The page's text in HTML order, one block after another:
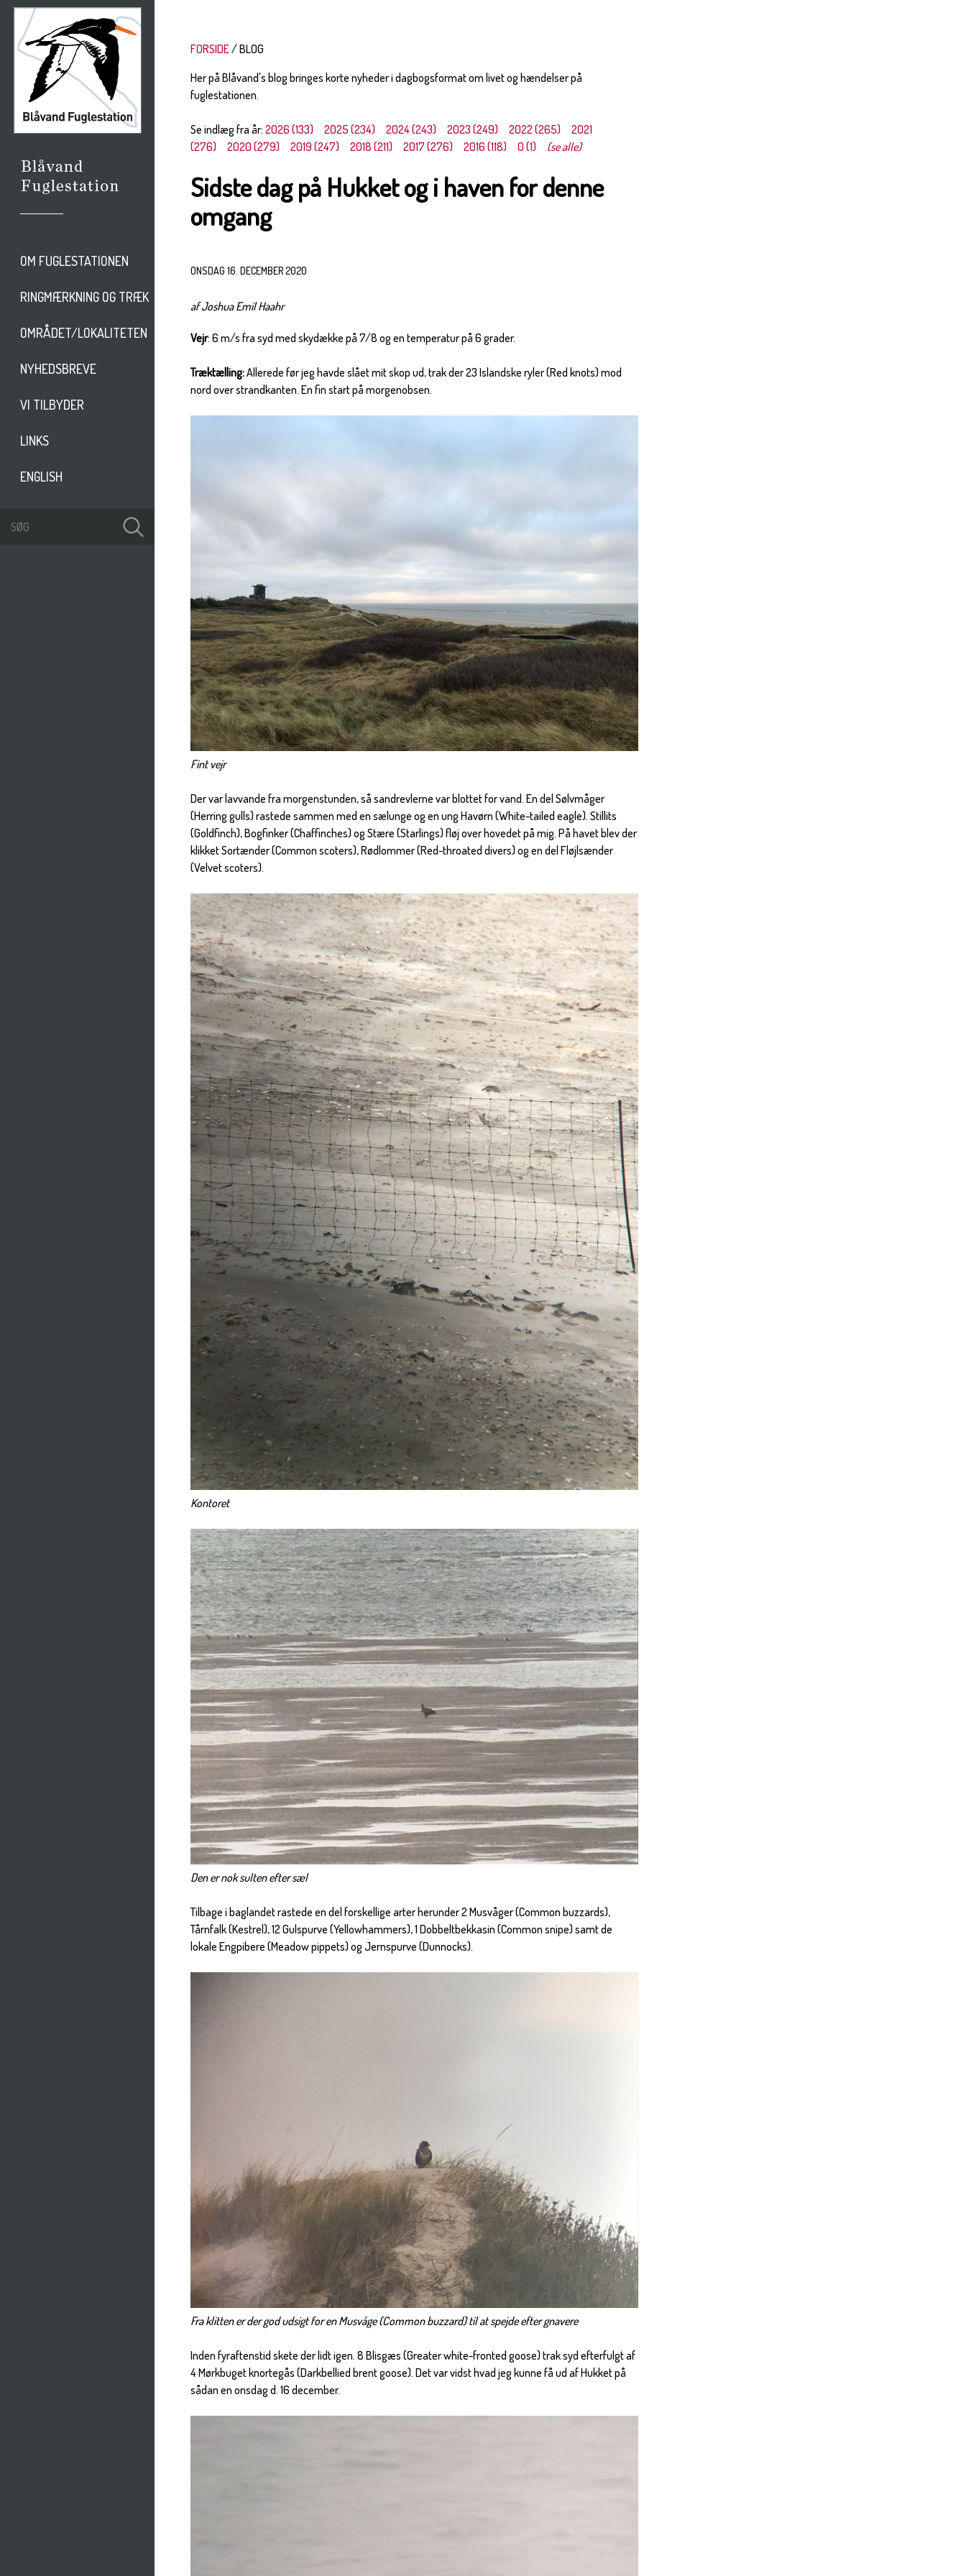
OM FUGLESTATIONEN
RINGMÆRKNING OG TRÆK
OMRÅDET/LOKALITETEN
NYHEDSBREVE
VI TILBYDER
LINKS
ENGLISH
FORSIDE
BLOG
Her på Blåvand's blog bringes korte nyheder i dagbogsformat om livet og hændelser på
fuglestationen.
Se indlæg fra år:2026 (133) 2025 (234) 2024 (243) 2023 (249) 2022 (265)
2021
(276)
2020 (279) 2019 (247) 2018 (211) 2017 (276) 2016 (118) 0 (1) (se alle)
Sidste dag på Hukket og i haven for denne
omgang
ONSDAG 16. DECEMBER 2020
af Joshua Emil Haahr
Vejr: 6 m/s fra syd med skydække på 7/8 og en temperatur på 6 grader.
Træktælling:Allerede før jeg havde slået mit skop ud, trak der 23 Islandske ryler (Red knots) mod
nord over strandkanten. En fin start på morgenobsen.
Fint vejr
Der var lavvande fra morgenstunden, så sandrevlerne var blottet for vand. En del Sølvmåger
(Herring gulls) rastede sammen med en sælunge og en ung Havørn (White-tailed eagle). Stillits
(Goldfinch), Bogfinker (Chaffinches) og Stære (Starlings) fløj over hovedet på mig. På havet blev der
klikket Sortænder (Common scoters), Rødlommer (Red-throated divers) og en del Fløjlsænder
(Velvet scoters).
Kontoret
Den er nok sulten efter sæl
Tilbage i baglandet rastede en del forskellige arter herunder 2 Musvåger (Common buzzards),
Tårnfalk (Kestrel), 12 Gulspurve (Yellowhammers), 1 Dobbeltbekkasin (Common snipe) samt de
lokale Engpibere (Meadow pippets) og Jernspurve (Dunnocks).
Fra klitten er der god udsigt for en Musvåge (Common buzzard) til at spejde efter gnavere
Inden fyraftenstid skete der lidt igen. 8 Blisgæs (Greater white-fronted goose) trak syd efterfulgt af
4 Mørkbuget knortegås (Darkbellied brent goose). Det var vidst hvad jeg kunne få ud af Hukket på
sådan en onsdag d. 16 december.